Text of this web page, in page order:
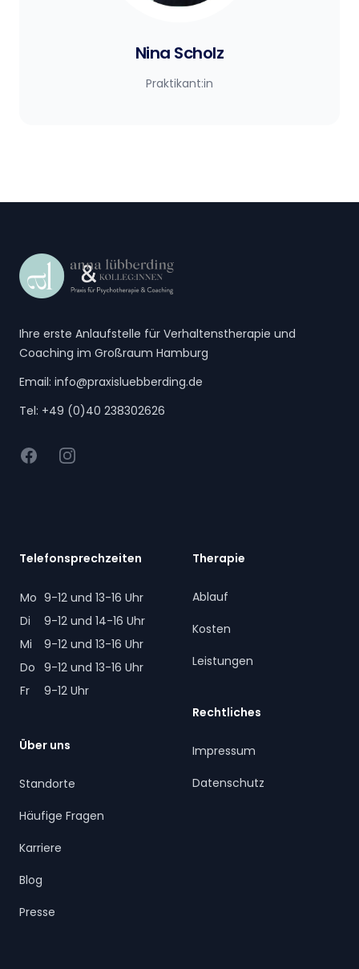
Nina Scholz
Praktikant:in
Ihre erste Anlaufstelle für Verhaltenstherapie und
Coaching im Großraum Hamburg
Email: info@praxisluebberding.de
Tel: +49 (0)40 238302626
FacebookInstagram
Telefonsprechzeiten
Mo 9-12 und 13-16 Uhr
Di
9-12 und 14-16 Uhr
Mi
9-12 und 13-16 Uhr
Do 9-12 und 13-16 Uhr
Fr
9-12 Uhr
Über uns
Standorte
Häufige Fragen
Karriere
Blog
Presse
Therapie
Ablauf
Kosten
Leistungen
Rechtliches
Impressum
Datenschutz